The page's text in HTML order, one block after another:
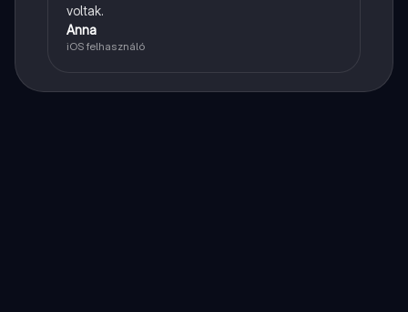
voltak.
Anna
iOS felhasználó